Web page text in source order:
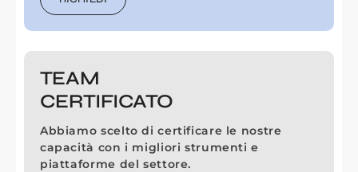
TEAM
CERTIFICATO
Abbiamo scelto di certificare le nostre
capacità con i migliori strumenti e
piattaforme del settore.